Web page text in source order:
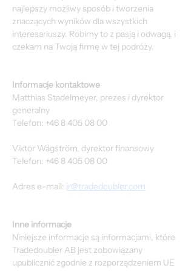
najlepszy możliwy sposób i tworzenia
znaczących wyników dla wszystkich
interesariuszy. Robimy to z pasją i odwagą, i
czekam na Twoją firmę w tej podróży.
Informacje kontaktowe
Matthias Stadelmeyer, prezes i dyrektor
generalny
Telefon: +46 8 405 08 00
Viktor Wågström, dyrektor finansowy
Telefon: +46 8 405 08 00
Adres e-mail: ir@tradedoubler.com
Inne informacje
Niniejsze informacje są informacjami, które
Tradedoubler AB jest zobowiązany
upublicznić zgodnie z rozporządzeniem UE